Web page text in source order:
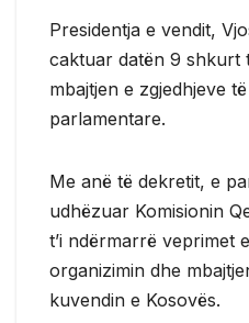
Presidentja e vendit,
caktuar datën 9 shkurt
mbajtjen e zgjedhjeve
parlamentare.
Me anë të dekretit, e
udhëzuar Komisionin
t’i ndërmarrë veprimet
organizimin dhe
kuvendin e Kosovës.